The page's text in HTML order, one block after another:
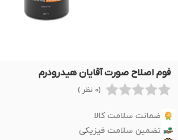
فوم اصلاح صورت آقایان هیدرودرم
(0 نظر )
ضمانت سلامت کالا
تضمین سلامت فیزیکی